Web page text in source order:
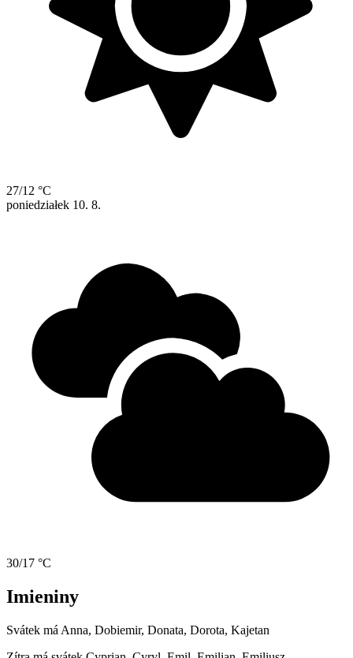
27/12 °C
poniedziałek 10. 8.
30/17 °C
Imieniny
Svátek má Anna, Dobiemir, Donata, Dorota, Kajetan